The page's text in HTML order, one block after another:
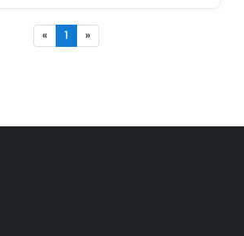
« 1 »